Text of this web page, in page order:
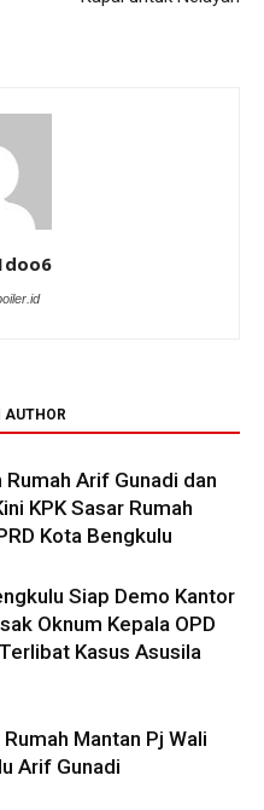
AUTHOR
Rumah Arif Gunadi dan
KPK Sasar Rumah
Kota Bengkulu
Siap Demo Kantor
Oknum Kepala OPD
Kasus Asusila
Mantan Pj Wali
Arif Gunadi